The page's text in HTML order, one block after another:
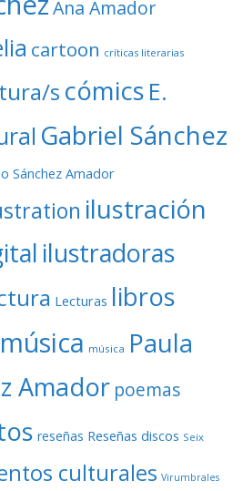
Ana Amador
cartoon críticas literarias
s cómics E.
Gabriel Sánchez
Sánchez Amador
ilustración
ilustradoras
Lecturas libros
música música Paula
Amador poemas
reseñas Reseñas discos Seix
culturales Virumbrales